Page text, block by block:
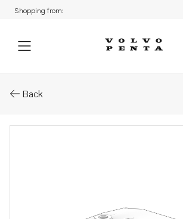
Shopping from:
Back